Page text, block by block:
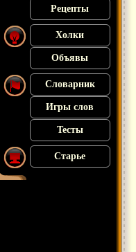
Рецепты
Холки
Объявы
Словарник
Игры слов
Тесты
Старье